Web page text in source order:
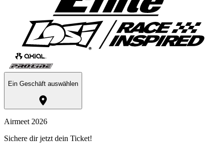
Ein Geschäft auswählen
Airmeet 2026
Sichere dir jetzt dein Ticket!